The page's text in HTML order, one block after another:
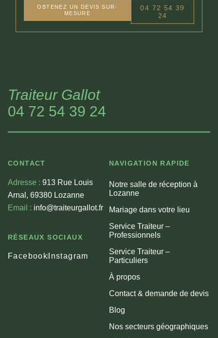
OBTENEZ UN DEVIS SUR-
MESURE
04 72 54 39
24
Traiteur Gallot
04 72 54 39 24
CONTACT
Adresse : 913 Rue Louis
Arnal, 69380 Lozanne
Email : info@traiteurgallot.fr
RÉSEAUX SOCIAUX
Facebook Instagram
NAVIGATION RAPIDE
Notre salle de réception à
Lozanne
Mariage dans votre lieu
Service Traiteur –
Professionnels
Service Traiteur –
Particuliers
À propos
Contact & demande de devis
Blog
Nos secteurs géographiques